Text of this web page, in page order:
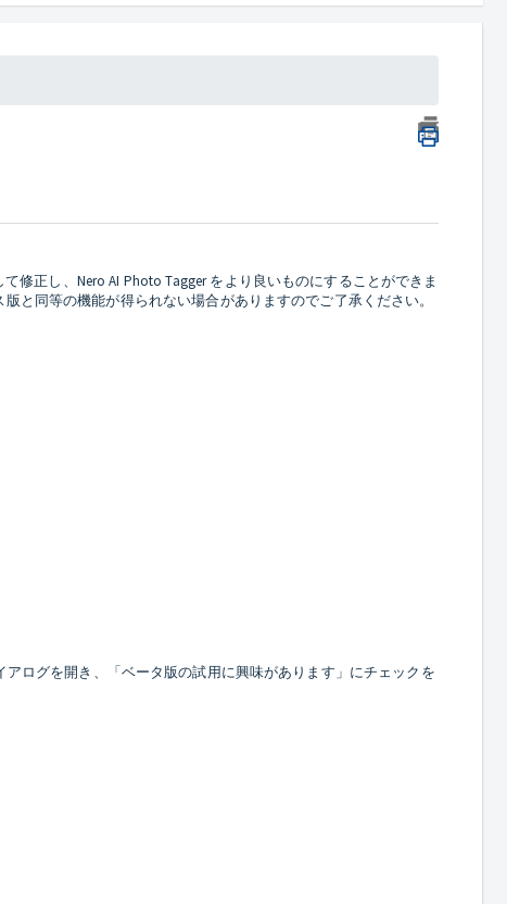
修正し、Nero AI Photo Tagger をより良いものにすることができま
と同等の機能が得られない場合がありますのでご了承ください。
ログを開き、「ベータ版の試用に興味があります」にチェックを